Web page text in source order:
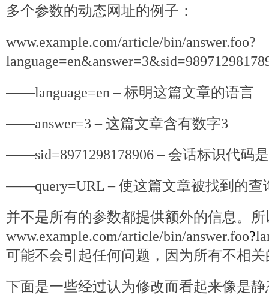
多个参数的动态网址的例子：
www.example.com/article/bin/answer.foo?
——language=en – 标明这篇文章的语言
——answer=3 – 这篇文章含有数字3
——sid=8971298178906 – 会话标识代码是
——query=URL – 使这篇文章被找到的查
并不是所有的参数都提供额外的信息。
www.example.com/article/bin/answer.foo?
可能不会引起任何问题，因为所有不相
下面是一些经过认为修改而看起来像是